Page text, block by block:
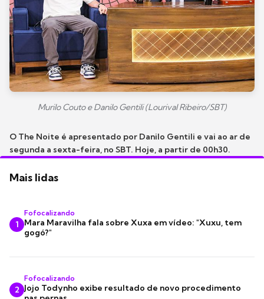
Murilo Couto e Danilo Gentili (Lourival Ribeiro/SBT)
O The Noite é apresentado por Danilo Gentili e vai ao ar de
segunda a sexta-feira, no SBT. Hoje, a partir de 00h30.
Mais lidas
1
Fofocalizando
Mara Maravilha fala sobre Xuxa em vídeo: "Xuxu, tem
gogó?"
2
Fofocalizando
Jojo Todynho exibe resultado de novo procedimento